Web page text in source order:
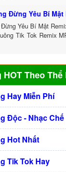
Đừng Yêu Bí Mật
Yêu Bí Mật
Tik Tok Remix
Theo Thể
Hay Miễn Phí
Độc - Nhạc Chế
Hot Nhất
Tik Tok Hay